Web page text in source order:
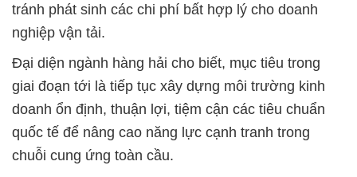
tránh phát sinh các chi phí bất hợp lý cho doanh
nghiệp vận tải.
Đại diện ngành hàng hải cho biết, mục tiêu trong
giai đoạn tới là tiếp tục xây dựng môi trường kinh
doanh ổn định, thuận lợi, tiệm cận các tiêu chuẩn
quốc tế để nâng cao năng lực cạnh tranh trong
chuỗi cung ứng toàn cầu.